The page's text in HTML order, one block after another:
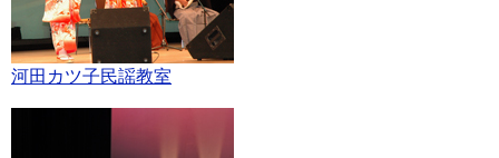
河田カツ子民謡教室